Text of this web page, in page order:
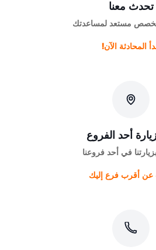
تحدث معنا
مستعد لمساعدتك
المحادثة الآن!
أحد الفروع
في أحد فروعنا
عن أقرب فرع إليك